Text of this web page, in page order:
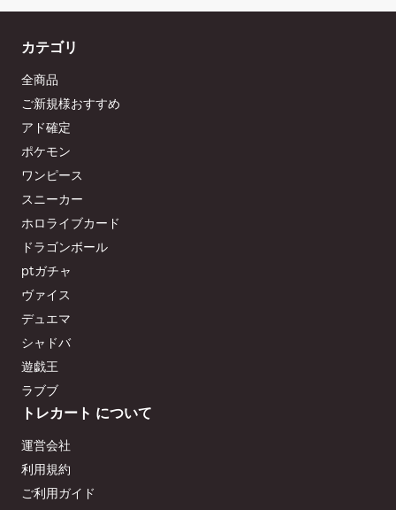
カテゴリ
全商品
ご新規様おすすめ
アド確定
ポケモン
ワンピース
スニーカー
ホロライブカード
ドラゴンボール
ptガチャ
ヴァイス
デュエマ
シャドバ
遊戯王
ラブブ
トレカート について
運営会社
利用規約
ご利用ガイド